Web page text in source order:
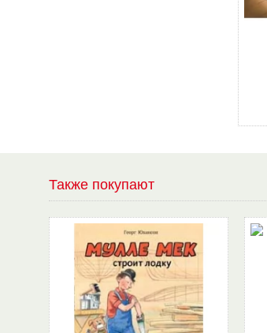
Также покупают